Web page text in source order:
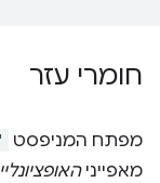
חומרי עזר
מפתח המניפסט
מאפייני